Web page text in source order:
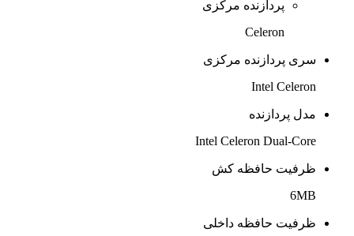
پردازنده مرکزی
Celeron
سری پردازنده مرکزی
Intel Celeron
مدل پردازنده
Intel Celeron Dual-Core
ظرفیت حافظه کش
6MB
ظرفیت حافظه داخلی